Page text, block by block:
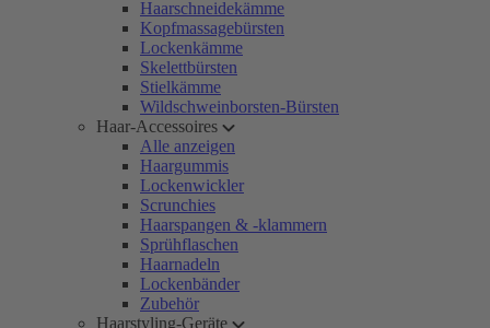
Haarschneidekämme
Kopfmassagebürsten
Lockenkämme
Skelettbürsten
Stielkämme
Wildschweinborsten-Bürsten
Haar-Accessoires
Alle anzeigen
Haargummis
Lockenwickler
Scrunchies
Haarspangen & -klammern
Sprühflaschen
Haarnadeln
Lockenbänder
Zubehör
Haarstyling-Geräte